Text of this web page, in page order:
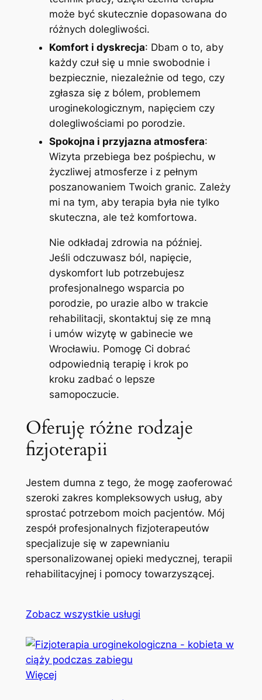
może być skutecznie dopasowana do
różnych dolegliwości.
Komfort i dyskrecja: Dbam o to, aby
każdy czuł się u mnie swobodnie i
bezpiecznie, niezależnie od tego, czy
zgłasza się z bólem, problemem
uroginekologicznym, napięciem czy
dolegliwościami po porodzie.
Spokojna i przyjazna atmosfera:
Wizyta przebiega bez pośpiechu, w
życzliwej atmosferze i z pełnym
poszanowaniem Twoich granic. Zależy
mi na tym, aby terapia była nie tylko
skuteczna, ale też komfortowa.
Nie odkładaj zdrowia na później.
Jeśli odczuwasz ból, napięcie,
dyskomfort lub potrzebujesz
profesjonalnego wsparcia po
porodzie, po urazie albo w trakcie
rehabilitacji, skontaktuj się ze mną
i umów wizytę w gabinecie we
Wrocławiu. Pomogę Ci dobrać
odpowiednią terapię i krok po
kroku zadbać o lepsze
samopoczucie.
Oferuję różne rodzaje
fizjoterapii
Jestem dumna z tego, że mogę zaoferować
szeroki zakres kompleksowych usług, aby
sprostać potrzebom moich pacjentów. Mój
zespół profesjonalnych fizjoterapeutów
specjalizuje się w zapewnianiu
spersonalizowanej opieki medycznej, terapii
rehabilitacyjnej i pomocy towarzyszącej.
Zobacz wszystkie usługi
Więcej